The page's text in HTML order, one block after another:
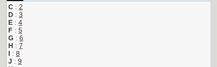
C : 2
D : 3
E : 4
F : 5
G : 6
H : 7
I : 8
J : 9